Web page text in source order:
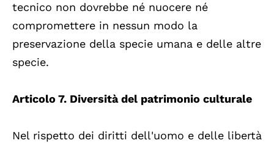
tecnico non dovrebbe né nuocere né
compromettere in nessun modo la
preservazione della specie umana e delle altre
specie.
Articolo 7. Diversità del patrimonio culturale
Nel rispetto dei diritti dell'uomo e delle libertà